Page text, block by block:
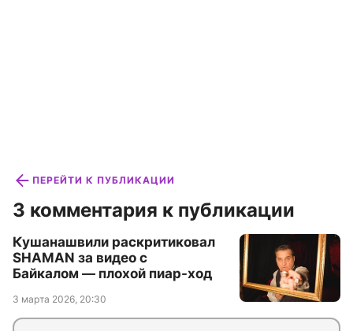
ПЕРЕЙТИ К ПУБЛИКАЦИИ
3 комментария к публикации
Кушанашвили раскритиковал
SHAMAN за видео с
Байкалом — плохой пиар-ход
3 марта 2026, 20:30